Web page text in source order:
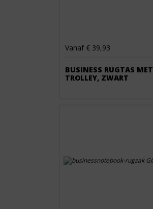
Vanaf € 39,93
BUSINESS RUGTAS MET
TROLLEY, ZWART